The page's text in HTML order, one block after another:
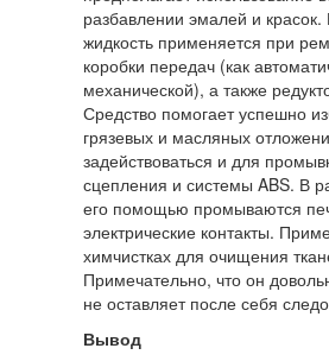
разбавлении эмалей и красок.
жидкость применяется при
коробки передач (как
механической), а также
Средство помогает успешно
грязевых и масляных
задействоваться и для
сцепления и системы ABS. В
его помощью промываются
электрические контакты.
химчистках для очищения
Примечательно, что он
не оставляет после себя
Вывод